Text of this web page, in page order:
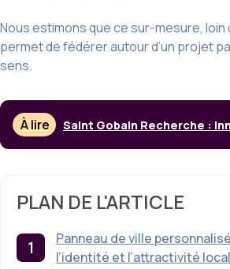
Nous estimons que ce sur-mesure, loin
permet de fédérer autour d’un projet
sens.
À lire Saint Gobain Recherche :
PLAN DE L'ARTICLE
Panneau de ville
l’identité et l’attractivité